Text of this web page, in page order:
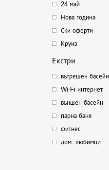
24 май
Нова година
Ски оферти
Круиз
Екстри
вътрешен басейн
Wi-Fi интернет
външен басейн
парна баня
фитнес
дом. любимци